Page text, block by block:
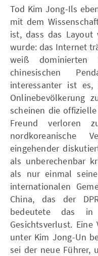
Tod Kim Jong-Ils
mit dem
ist, dass das Layout
wurde: das Internet
weiß
chinesischen
interessanter ist
Onlinebevölkerung
scheinen die
Freund verloren
nordkoreanische
eingehender
als unberechenbar
als nur einmal
internationalen
China, das der
bedeutete das in
Gesichtsverlust.
unter Kim Jong-Un
sei der neue Führer,